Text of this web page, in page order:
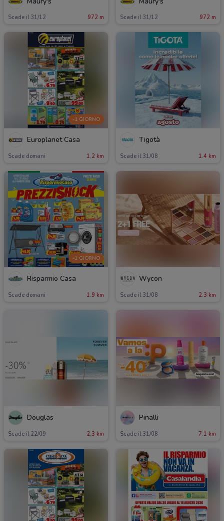
Scade il 31/12 972 m Scade il 31/12 972 m
-1 GIORNO
Europlanet Casa
Scade domani 1.2 km
Tigotà
Scade il 31/08 1.4 km
-1 GIORNO
Risparmio Casa
Scade domani 1.9 km
Wycon
Scade il 31/08 2.3 km
Douglas
Scade il 22/09 2.3 km
Pinalli
Scade il 31/08 7.1 km